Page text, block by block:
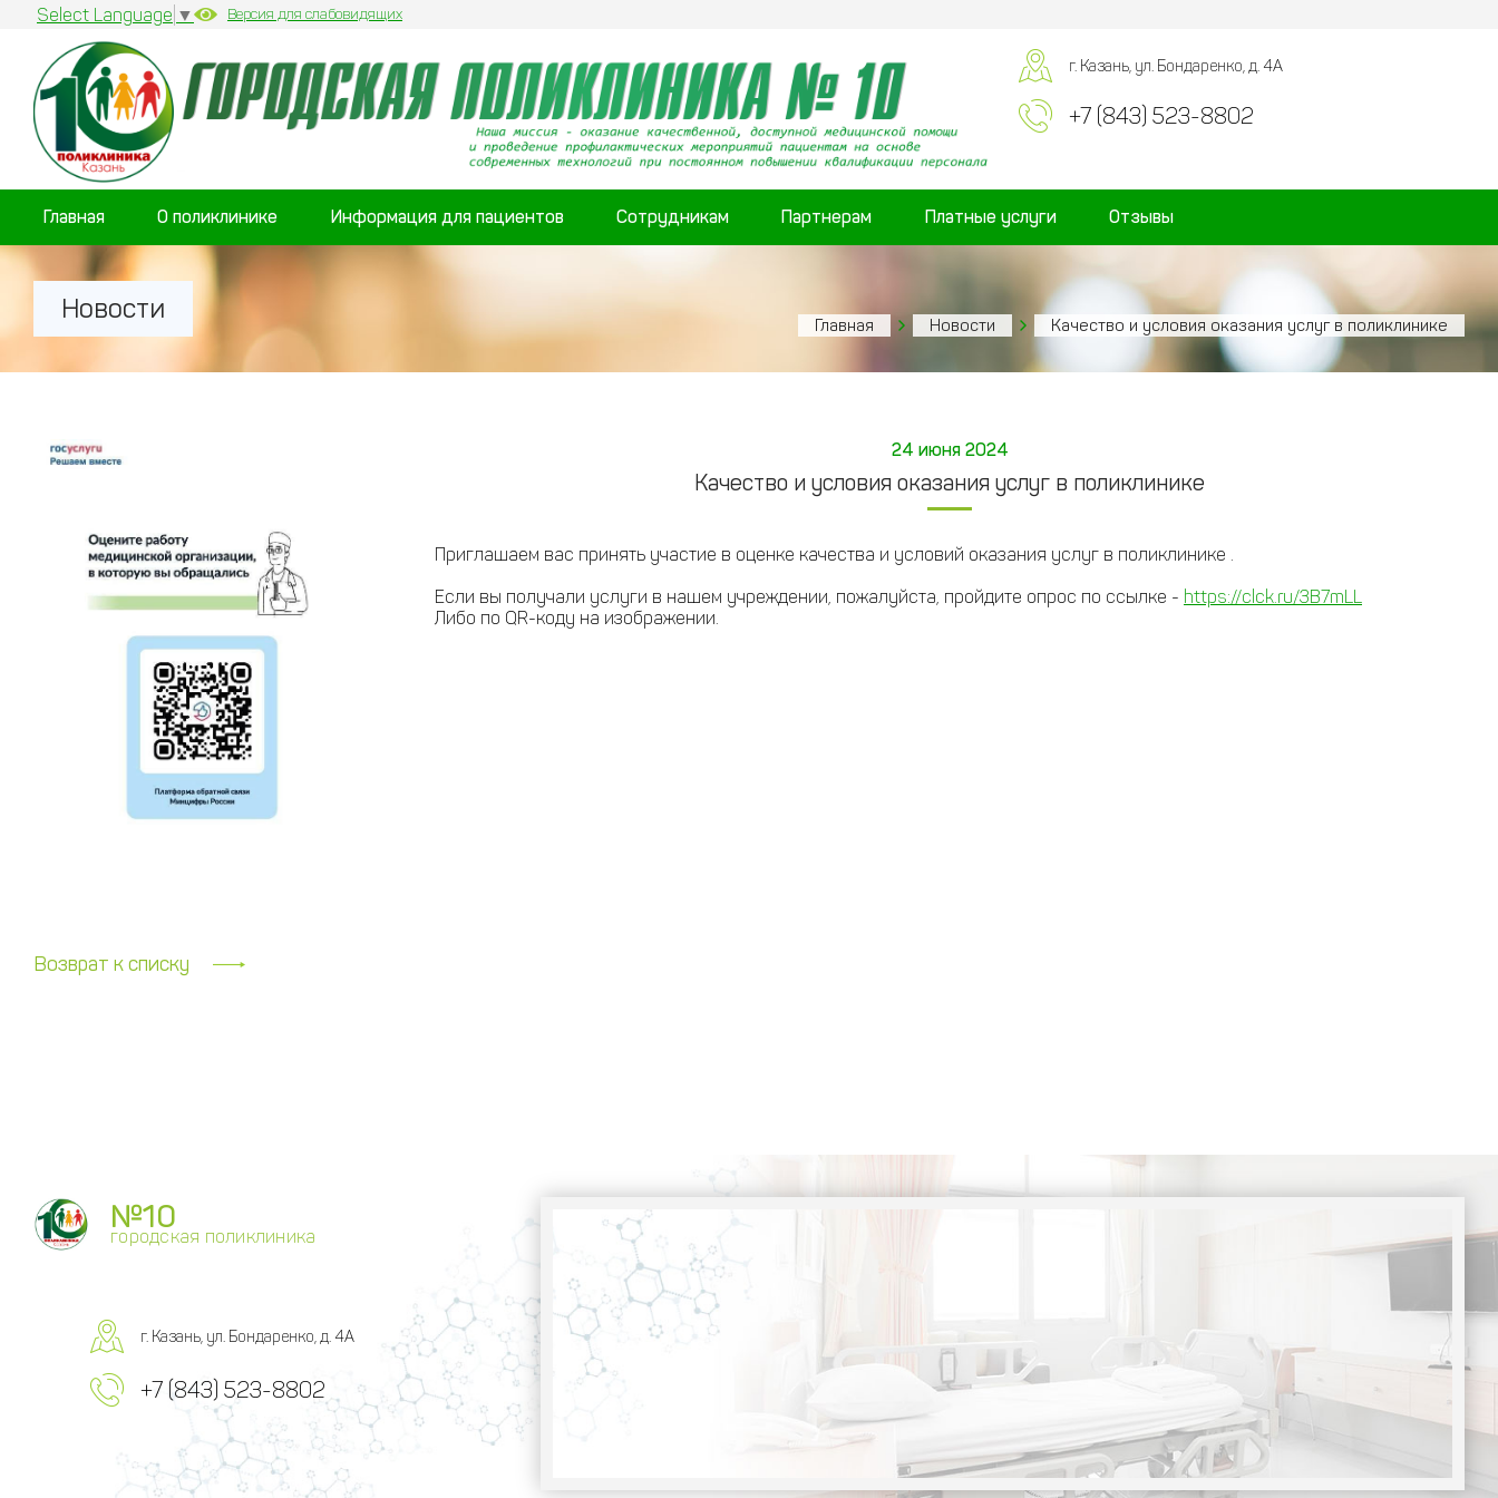
Select Language ▼ Версия для слабовидящих
г. Казань, ул. Бондаренко, д. 4А
+7 (843) 523-8802
Главная О поликлинике Информация для пациентов Сотрудникам Партнерам Платные услуги Отзывы
Новости
Главная Новости Качество и условия оказания услуг в поликлинике
24 июня 2024
Качество и условия оказания услуг в поликлинике
Приглашаем вас принять участие в оценке качества и условий оказания услуг в поликлинике .
Если вы получали услуги в нашем учреждении, пожалуйста, пройдите опрос по ссылке - https://clck.ru/3B7mLL
Либо по QR-коду на изображении.
Возврат к списку
№10
городская поликлиника
г. Казань, ул. Бондаренко, д. 4А
+7 (843) 523-8802